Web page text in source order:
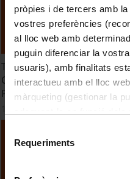
pròpies i de tercers amb
vostres preferències
al lloc web amb
puguin diferenciar la
usuaris), amb finalitats
interactueu amb el lloc
màrqueting (gestionar la
consultar laPolítica de
Requeriments
TTM 2024. Sesión 2. El Rol
Creadoras de Contenido y
Preservación y